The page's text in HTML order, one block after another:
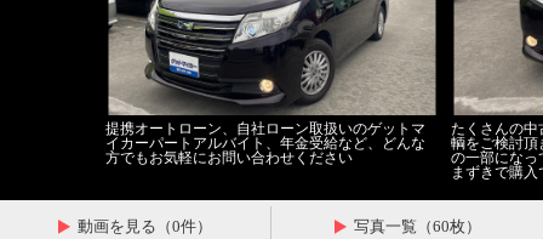
提携オートローン、自社ローン取扱いのゲットマ
イカーパートアルバイト、年金受給など、どんな
方でもお気軽にお問い合わせください
たくさんの中
輌をご検討頂
の一部になっ
まずきで購
動画を見る（0件） 写真一覧（60枚）